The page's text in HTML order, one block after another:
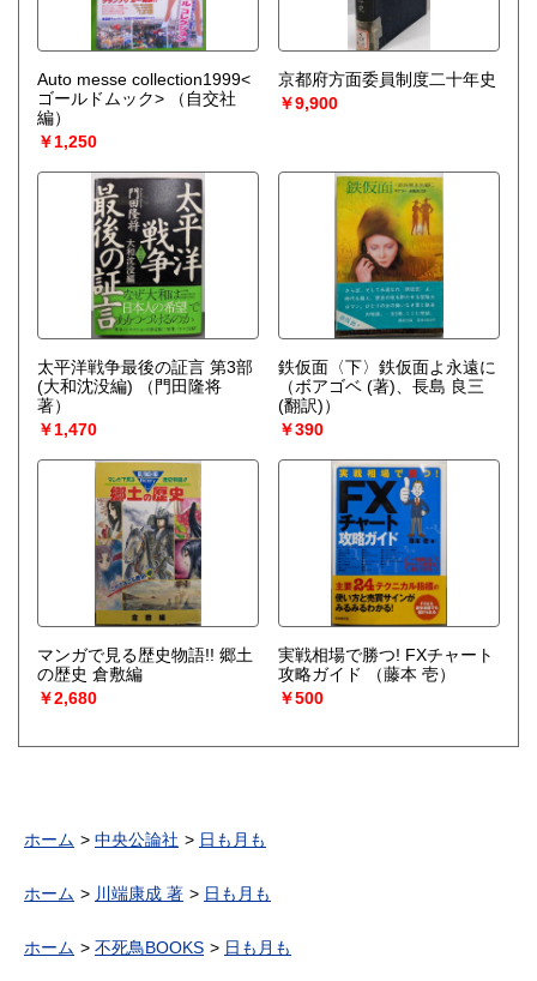
Auto messe collection1999<
ゴールドムック>
（自交社
編）
￥1,250
京都府方面委員制度二十年史
￥9,900
太平洋戦争最後の証言 第3部
(大和沈没編)
（門田隆将
著）
￥1,470
鉄仮面〈下〉鉄仮面よ永遠に
（ボアゴベ (著)、長島 良三
(翻訳)）
￥390
マンガで見る歴史物語!! 郷土
の歴史 倉敷編
￥2,680
実戦相場で勝つ! FXチャート
攻略ガイド
（藤本 壱）
￥500
ホーム 中央公論社 日も月も
ホーム 川端康成 著 日も月も
ホーム 不死鳥BOOKS 日も月も